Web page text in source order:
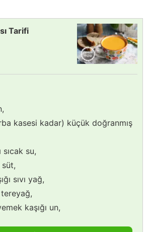
Tarifi
kasesi kadar) küçük doğranmış
su,
süt,
sıvı yağ,
tereyağ,
kaşığı un,